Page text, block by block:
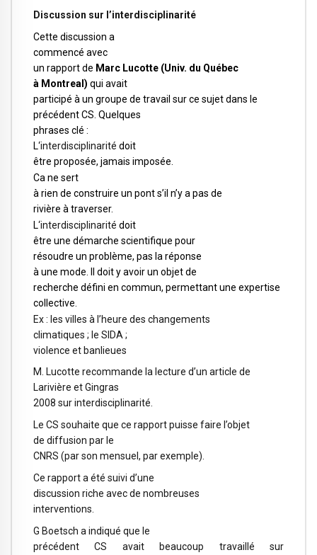
Discussion sur l’interdisciplinarité
Cette discussion a
commencé avec
un rapport de Marc Lucotte (Univ. du Québec
à Montreal) qui avait
participé à un groupe de travail sur ce sujet dans le
précédent CS. Quelques
phrases clé :
L‘interdisciplinarité doit
être proposée, jamais imposée.
Ca ne sert
à rien de construire un pont s’il n’y a pas de
rivière à traverser.
L‘interdisciplinarité doit
être une démarche scientifique pour
résoudre un problème, pas la réponse
à une mode. Il doit y avoir un objet de
recherche défini en commun, permettant une expertise
collective.
Ex : les villes à l’heure des changements
climatiques ; le SIDA ;
violence et banlieues
M. Lucotte recommande la lecture d’un article de
Larivière et Gingras
2008 sur interdisciplinarité.
Le CS souhaite que ce rapport puisse faire l’objet
de diffusion par le
CNRS (par son mensuel, par exemple).
Ce rapport a été suivi d’une
discussion riche avec de nombreuses
interventions.
G Boetsch a indiqué que le
précédent CS avait beaucoup travaillé sur